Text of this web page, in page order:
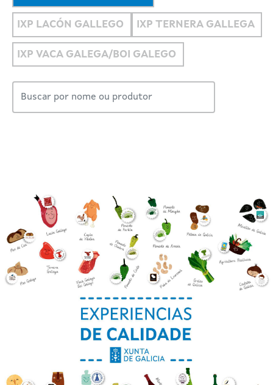
IXP LACÓN GALLEGO IXP TERNERA GALLEGA
IXP VACA GALEGA/BOI GALEGO